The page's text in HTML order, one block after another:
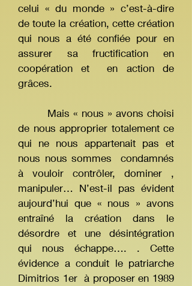
celui « du monde » c’est-à-dire
de toute la création, cette création
qui nous a été confiée pour en
assurer sa fructification en
coopération et en action de
grâces.
Mais « nous » avons choisi
de nous approprier totalement ce
qui ne nous appartenait pas et
nous nous sommes condamnés
à vouloir contrôler, dominer ,
manipuler… N’est-il pas évident
aujourd’hui que « nous » avons
entraîné la création dans le
désordre et une désintégration
qui nous échappe…. . Cette
évidence a conduit le patriarche
Dimitrios 1er à proposer en 1989